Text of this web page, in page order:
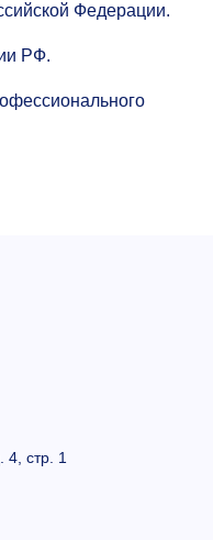
Федерации.
РФ.
4, стр. 1